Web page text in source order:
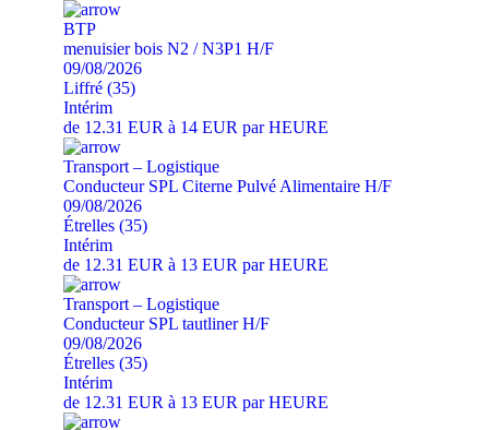
BTP
menuisier bois N2 / N3P1 H/F
09/08/2026
Liffré (35)
Intérim
de 12.31 EUR à 14 EUR par HEURE
Transport – Logistique
Conducteur SPL Citerne Pulvé Alimentaire H/F
09/08/2026
Étrelles (35)
Intérim
de 12.31 EUR à 13 EUR par HEURE
Transport – Logistique
Conducteur SPL tautliner H/F
09/08/2026
Étrelles (35)
Intérim
de 12.31 EUR à 13 EUR par HEURE